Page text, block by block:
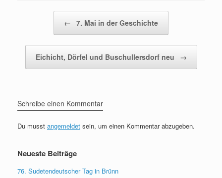
← 7. Mai in der Geschichte
Eichicht, Dörfel und Buschullersdorf neu →
Schreibe einen Kommentar
Du musst angemeldet sein, um einen Kommentar abzugeben.
Neueste Beiträge
76. Sudetendeutscher Tag in Brünn